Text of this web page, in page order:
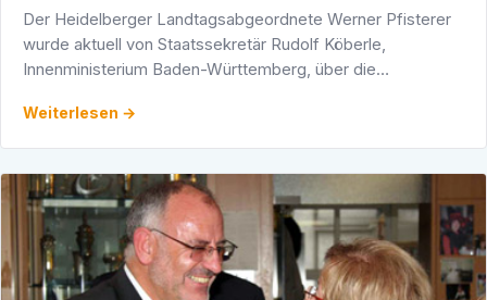
Der Heidelberger Landtagsabgeordnete Werner Pfisterer
wurde aktuell von Staatssekretär Rudolf Köberle,
Innenministerium Baden-Württemberg, über die
kommunalen Straßenbau …
Weiterlesen →